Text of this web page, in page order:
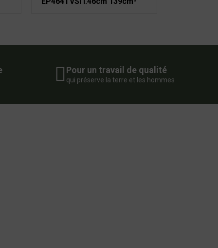
Pour un travail de qualité
qui préserve la terre et les hommes